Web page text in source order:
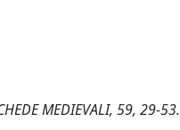
MEDIEVALI, 59, 29-53.